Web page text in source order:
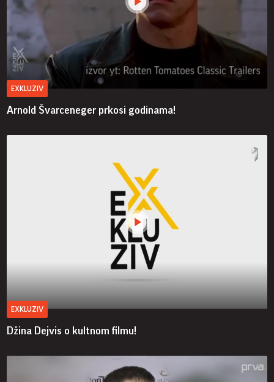
EXKLUZIV
Arnold Švarceneger prkosi godinama!
EXKLUZIV
Džina Dejvis o kultnom filmu!